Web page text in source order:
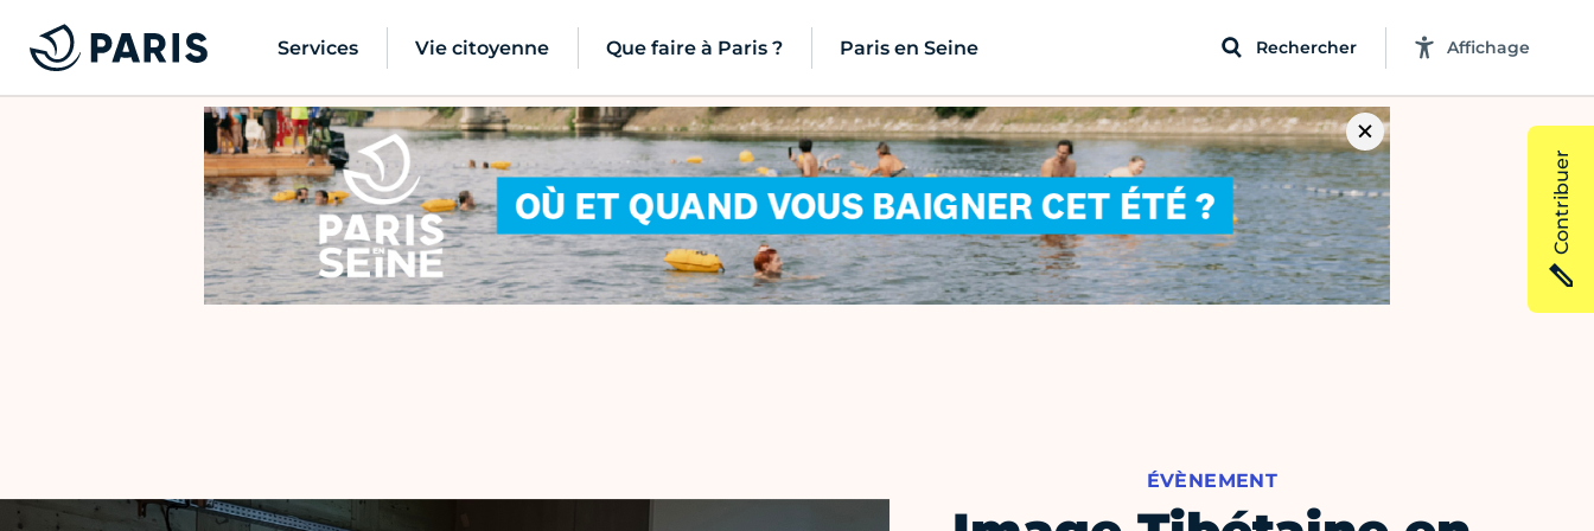
Services Vie citoyenne Que faire à Paris ? Paris en Seine Rechercher Affichage
ÉVÈNEMENT
Contribuer